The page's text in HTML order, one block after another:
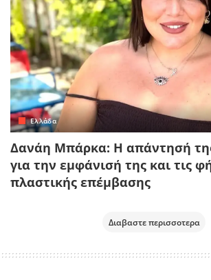
Ελλάδα
Δανάη Μπάρκα: Η απάντησή
για την εμφάνισή της και τις
πλαστικής επέμβασης
Διαβαστε περισσοτερα